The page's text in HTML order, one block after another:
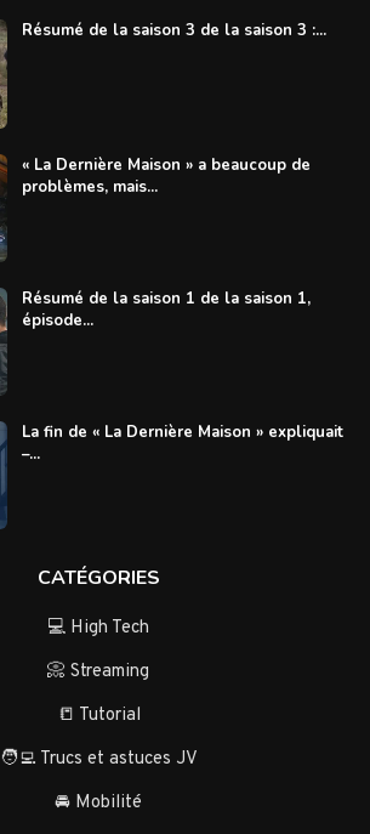
Résumé de la saison 3 de la saison 3 :...
« La Dernière Maison » a beaucoup de
problèmes, mais...
Résumé de la saison 1 de la saison 1,
épisode...
La fin de « La Dernière Maison » expliquait
–...
CATÉGORIES
💻 High Tech
📀 Streaming
📒 Tutorial
🧑‍💻 Trucs et astuces JV
🚘 Mobilité